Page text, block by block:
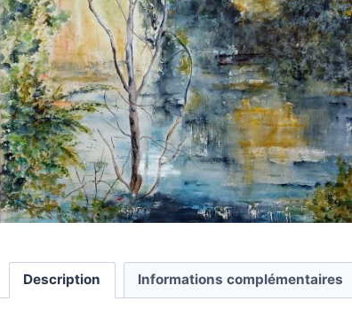
Description Informations complémentaires